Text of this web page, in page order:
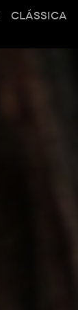
CLÁSSICA